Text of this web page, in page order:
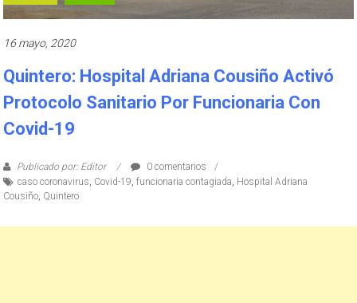
16 mayo, 2020
Quintero: Hospital Adriana Cousiño Activó
Protocolo Sanitario Por Funcionaria Con
Covid-19
Publicado por: Editor
0 comentarios
caso coronavirus Covid-19 ,funcionaria contagiada Hospital Adriana
Cousiño Quintero